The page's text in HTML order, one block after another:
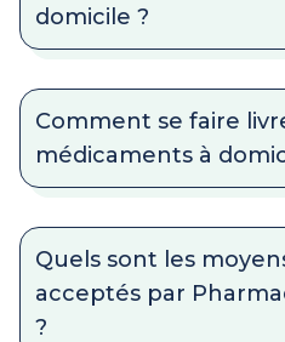
domicile ?
Comment se faire
médicaments à
Quels sont les
acceptés par
?